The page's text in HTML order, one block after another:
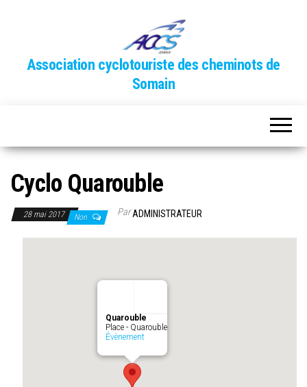
Association cyclotouriste des cheminots de
Somain
Cyclo Quarouble
28 mai 2017 Non ParADMINISTRATEUR
Quarouble
Place - Quarouble
Évènement